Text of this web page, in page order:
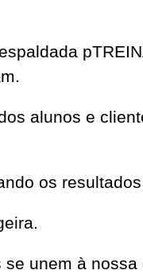
alunos e
os resultados
unem à nossa